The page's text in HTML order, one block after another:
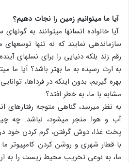
آیا ما می‏توانیم زمین را نجات دهیم؟
آیا خانواده انسان‏ها می‏توانند به
سازمان‏دهی نمایند که نه تنها توسعه‏ای
رقم زند بلکه دنیایی را برای نسل‏های
به ارث رسیده به ما بهتر باشد؟ آیا ما
بهره گیریم، بدون اینکه در فرداها،
مشابه با ما، به خطر افتد؟
به نظر می‏رسد، گناهی متوجه رفتارهای
آب و هوا منجر می‏شود، نباشد. چه
پخت غذا، دوش گرفتن، گرم کردن خود
با قطار شهری و روشن کردن کامپیوتر
ما، به نوعی تخریب محیط زیست را به